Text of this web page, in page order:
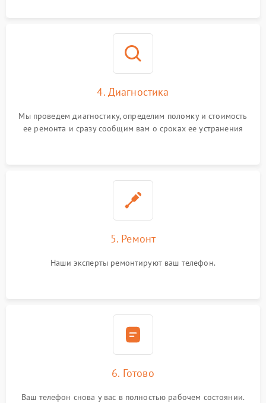
4. Диагностика
Мы проведем диагностику, определим поломку и стоимость
ее ремонта и сразу сообщим вам о сроках ее устранения
5. Ремонт
Наши эксперты ремонтируют ваш телефон.
6. Готово
Ваш телефон снова у вас в полностью рабочем состоянии.